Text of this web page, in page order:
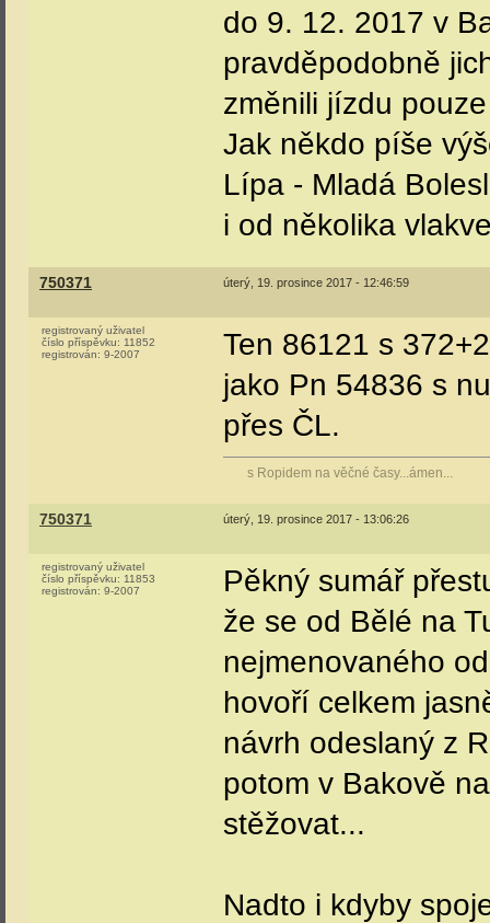
do 9. 12. 2017 v
pravděpodobně
změnili jízdu
Jak někdo píše
Lípa - Mladá
i od několika
750371 úterý, 19. prosince 2017 - 12:46:59
registrovaný uživatel
číslo příspěvku: 11852
registrován: 9-2007
Ten 86121 s
jako Pn 54836 s
přes ČL.
s Ropidem na věčné časy...ámen...
750371 úterý, 19. prosince 2017 - 13:06:26
registrovaný uživatel
číslo příspěvku: 11853
registrován: 9-2007
Pěkný sumář
že se od Bělé na
nejmenovaného
hovoří celkem
návrh odeslaný z
potom v Bakově
stěžovat...
Nadto i kdyby